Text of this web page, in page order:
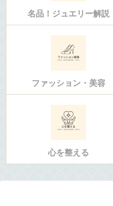
名品！ジュエリー解説
ファッション・美容
心を整える